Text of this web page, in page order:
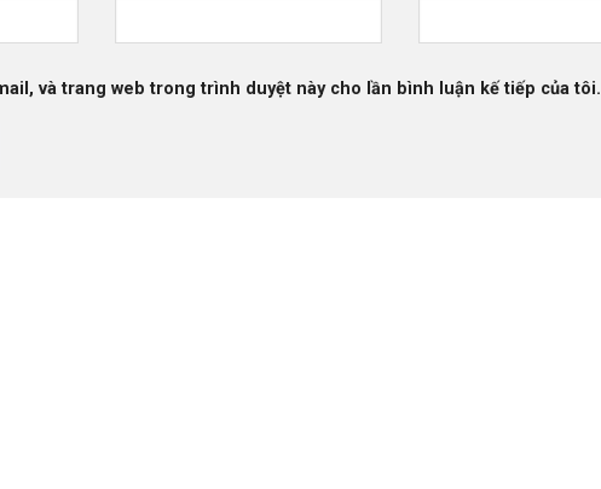
và trang web trong trình duyệt này cho lần bình luận kế tiếp của tôi.